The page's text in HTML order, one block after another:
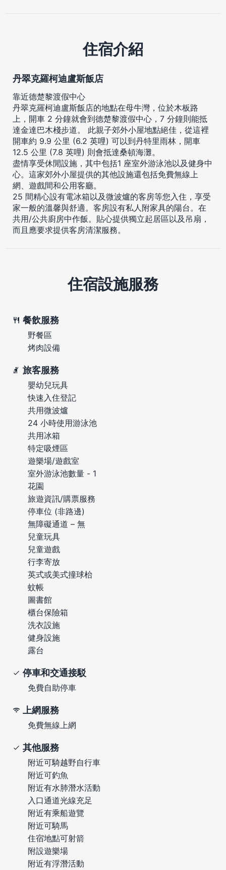
住宿介紹
丹翠克羅柯迪盧斯飯店
靠近德楚黎渡假中心
丹翠克羅柯迪盧斯飯店的地點在母牛灣，位於木板路
上，開車 2 分鐘就會到德楚黎渡假中心，7 分鐘則能抵
達金達巴木棧步道。 此親子郊外小屋地點絕佳，從這裡
開車約 9.9 公里 (6.2 英哩) 可以到丹特里雨林，開車
12.5 公里 (7.8 英哩) 則會抵達桑頓海灘。
盡情享受休閒設施，其中包括1 座室外游泳池以及健身中
心。這家郊外小屋提供的其他設施還包括免費無線上
網、遊戲間和公用客廳。
25 間精心設有電冰箱以及微波爐的客房等您入住，享受
家一般的溫馨與舒適。客房設有私人附家具的陽台。在
共用/公共廚房中作飯。貼心提供獨立起居區以及吊扇，
而且應要求提供客房清潔服務。
住宿設施服務
餐飲服務
野餐區
烤肉設備
旅客服務
嬰幼兒玩具
快速入住登記
共用微波爐
24 小時使用游泳池
共用冰箱
特定吸煙區
遊樂場/遊戲室
室外游泳池數量 - 1
花園
旅遊資訊/購票服務
停車位 (非路邊)
無障礙通道 – 無
兒童玩具
兒童遊戲
行李寄放
英式或美式撞球枱
蚊帳
圖書館
櫃台保險箱
洗衣設施
健身設施
露台
停車和交通接駁
免費自助停車
上網服務
免費無線上網
其他服務
附近可騎越野自行車
附近可釣魚
附近有水肺潛水活動
入口通道光線充足
附近有乘船遊覽
附近可騎馬
住宿地點可射箭
附設遊樂場
附近有浮潛活動